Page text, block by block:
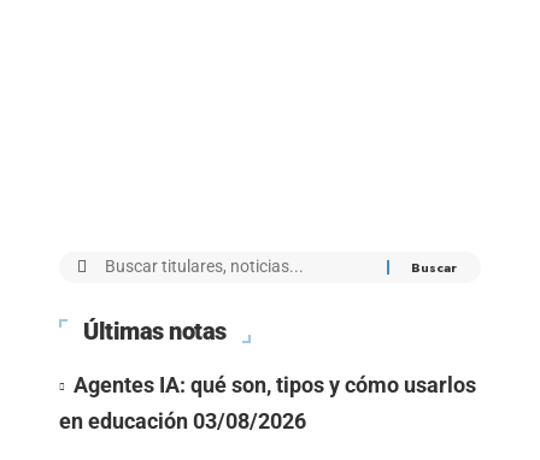
Últimas notas
Agentes IA: qué son, tipos y cómo usarlos
en educación03/08/2026